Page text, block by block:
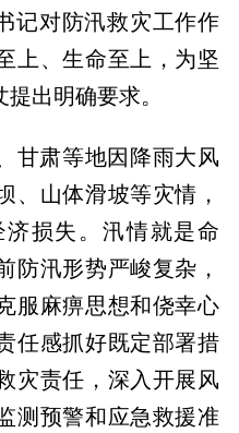
记对防汛救灾工作作
上、生命至上，为坚
出明确要求。
甘肃等地因降雨大风
、山体滑坡等灾情，
损失。汛情就是命
防汛形势严峻复杂，
服麻痹思想和侥幸心
任感抓好既定部署措
灾责任，深入开展风
测预警和应急救援准